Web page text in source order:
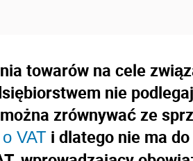
towarów na cele
nie
zrównywać ze
VAT i dlatego nie ma